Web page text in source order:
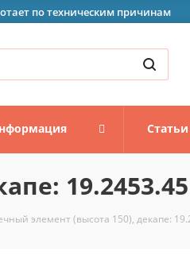
по техническим причинам
Статьи
19.2453.45
элемент (высота 150), декапе: